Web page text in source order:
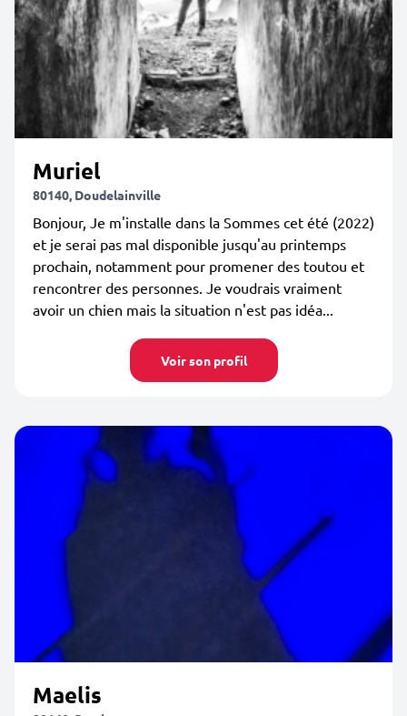
Muriel
80140, Doudelainville
Bonjour, Je m'installe dans la Sommes cet été (2022)
et je serai pas mal disponible jusqu'au printemps
prochain, notamment pour promener des toutou et
rencontrer des personnes. Je voudrais vraiment
avoir un chien mais la situation n'est pas idéa...
Voir son profil
Maelis